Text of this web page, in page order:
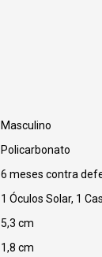
Masculino
Policarbonato
6 meses contra
1 Óculos Solar, 1
5,3 cm
1,8 cm